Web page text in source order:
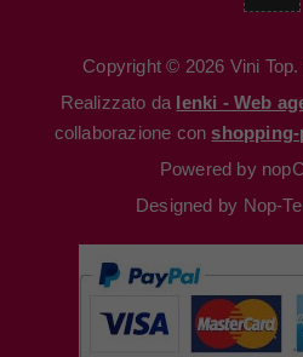
Copyright © 2026 Vini
Realizzato da Ienki - Web
collaborazione con
Powered by
Designed by Nop-